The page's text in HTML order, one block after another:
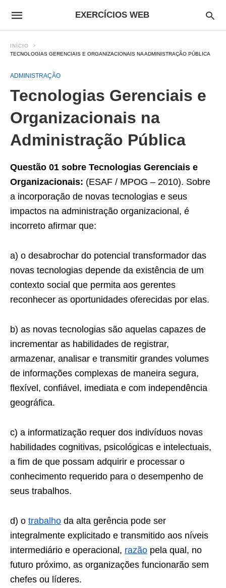
EXERCÍCIOS WEB
INÍCIO
TECNOLOGIAS GERENCIAIS E ORGANIZACIONAIS NA ADMINISTRAÇÃO PÚBLICA
ADMINISTRAÇÃO
Tecnologias Gerenciais e
Organizacionais na
Administração Pública
Questão 01 sobre Tecnologias Gerenciais e
Organizacionais: (ESAF / MPOG – 2010). Sobre
a incorporação de novas tecnologias e seus
impactos na administração organizacional, é
incorreto afirmar que:
a) o desabrochar do potencial transformador das
novas tecnologias depende da existência de um
contexto social que permita aos gerentes
reconhecer as oportunidades oferecidas por elas.
b) as novas tecnologias são aquelas capazes de
incrementar as habilidades de registrar,
armazenar, analisar e transmitir grandes volumes
de informações complexas de maneira segura,
flexível, confiável, imediata e com independência
geográfica.
c) a informatização requer dos indivíduos novas
habilidades cognitivas, psicológicas e intelectuais,
a fim de que possam adquirir e processar o
conhecimento requerido para o desempenho de
seus trabalhos.
d) o trabalho da alta gerência pode ser
integralmente explicitado e transmitido aos níveis
intermediário e operacional, razão pela qual, no
futuro próximo, as organizações funcionarão sem
chefes ou líderes.